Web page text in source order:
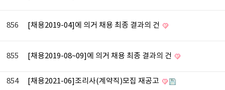
856 [채용2019-04]에 의거 채용 최종 결과의 건
855 [채용2019-08~09]에 의거 채용 최종 결과의 건
854 [채용2021-06]조리사(계약직)모집 재공고